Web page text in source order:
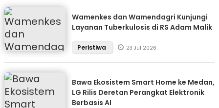
Wamenkes dan Wamendagri Kunjungi
Layanan Tuberkulosis di RS Adam Malik
Peristiwa 23 Jul 2026
Bawa Ekosistem Smart Home ke Medan,
LG Rilis Deretan Perangkat Elektronik
Berbasis AI